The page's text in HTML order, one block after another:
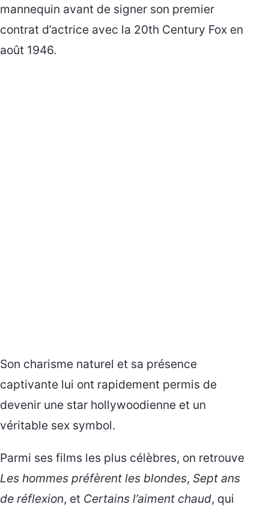
mannequin avant de signer son premier
contrat d’actrice avec la 20th Century Fox en
août 1946.
Son charisme naturel et sa présence
captivante lui ont rapidement permis de
devenir une star hollywoodienne et un
véritable sex symbol.
Parmi ses films les plus célèbres, on retrouve
Les hommes préfèrent les blondes, Sept ans
de réflexion, et Certains l’aiment chaud, qui